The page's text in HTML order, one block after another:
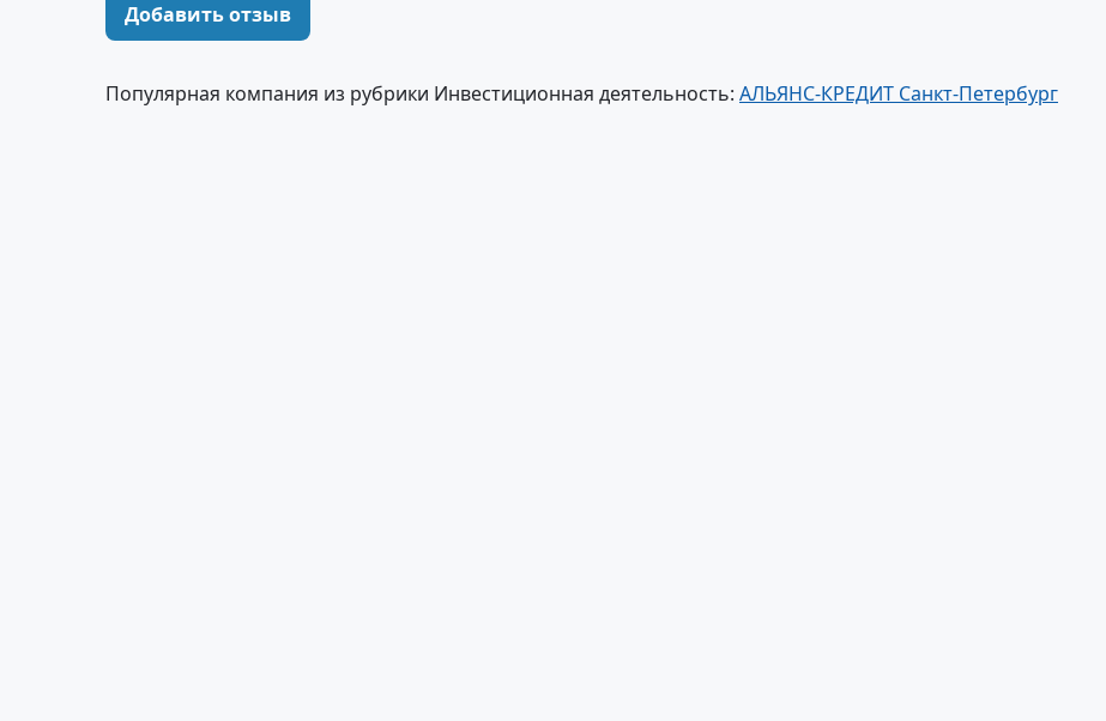
Добавить отзыв
Популярная компания из рубрики Инвестиционная деятельность: АЛЬЯНС-КРЕДИТ Санкт-Петербург